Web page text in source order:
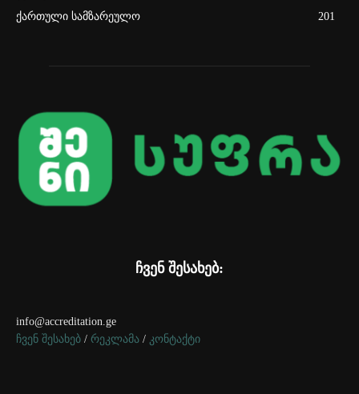
ქართული სამზარეულო
201
ჩვენ შესახებ:
info@accreditation.ge
ჩვენ შესახებ / რეკლამა / კონტაქტი